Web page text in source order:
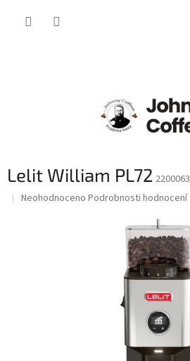
Lelit William PL72
Průměrné
Neohodnoceno Podrobnosti hodnocení